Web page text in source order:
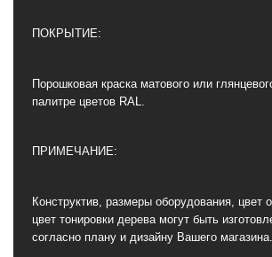
ПОКРЫТИЕ:
Порошковая краска матового или
палитре цветов RAL.
ПРИМЕЧАНИЕ:
Конструктив, размеры оборудования, цвет
цвет тонировки дерева могут быть
согласно плану и дизайну Вашего магазина.